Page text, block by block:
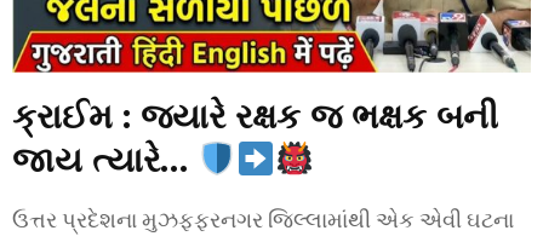
ક્રાઈમ : જ્યારે રક્ષક જ ભક્ષક બની
જાય ત્યારે…
ઉત્તર પ્રદેશના મુઝફ્ફરનગર જિલ્લામાંથી એક એવી ઘટના